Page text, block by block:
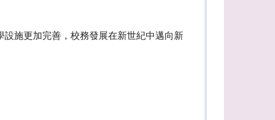
施更加完善，校務發展在新世紀中邁向新